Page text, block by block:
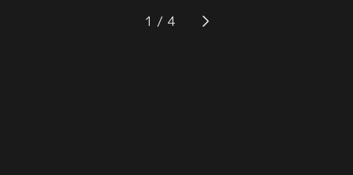
名集めをナユンに任せることにす
る。イチャンはジヨンのスマホを持
ジソンにある取り引きを持ち掛け
る。PTA総会の日、ジソンの推薦で
1